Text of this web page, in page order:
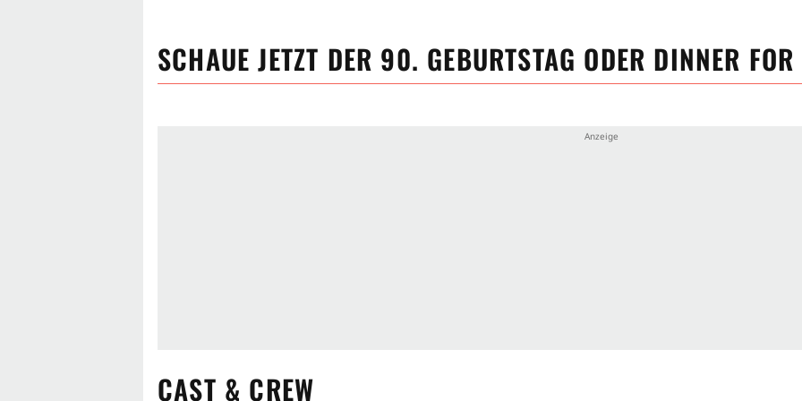
SCHAUE JETZT DER 90. GEBURTSTAG ODER DINNER FOR
CAST & CREW